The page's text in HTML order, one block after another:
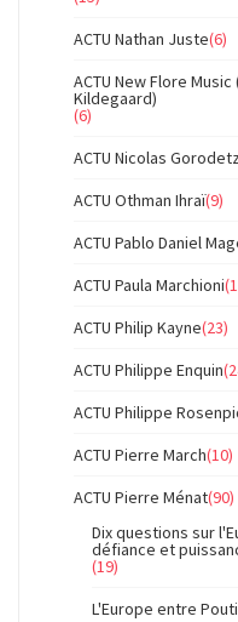
ACTU Nathan Juste(6)
ACTU New Flore
Kildegaard)
(6)
ACTU Nicolas
ACTU Othman Ihraï(9)
ACTU Pablo Daniel
ACTU Paula Marchioni
ACTU Philip Kayne(23)
ACTU Philippe Enquin
ACTU Philippe
ACTU Pierre March(10)
ACTU Pierre Ménat(90)
Dix questions sur
défiance et
(19)
L'Europe entre